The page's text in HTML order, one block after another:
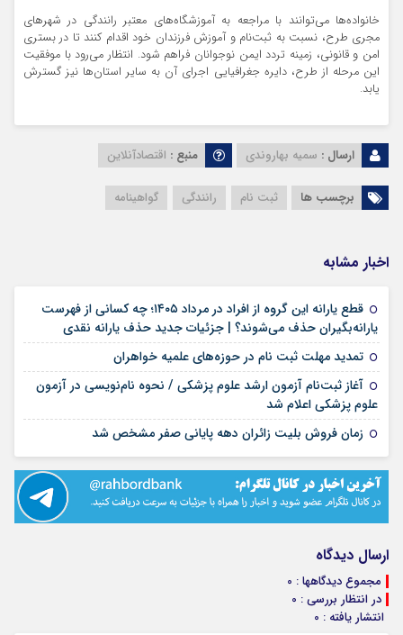
خانواده‌ها می‌توانند با مراجعه به آموزشگاه‌های معتبر رانندگی در شهرهای
مجری طرح، نسبت به ثبت‌نام و آموزش فرزندان خود اقدام کنند تا در بستری
امن و قانونی، زمینه تردد ایمن نوجوانان فراهم شود. انتظار می‌رود با موفقیت
این مرحله از طرح، دایره جغرافیایی اجرای آن به سایر استان‌ها نیز گسترش
یابد.
ارسال : سمیه بهاروندی منبع : اقتصادآنلاین
برچسب ها ثبت نام رانندگی گواهینامه
اخبار مشابه
قطع یارانه این گروه از افراد در مرداد ۱۴۰۵؛ چه کسانی از فهرست
یارانه‌بگیران حذف می‌شوند؟ | جزئیات جدید حذف یارانه نقدی
تمدید مهلت ثبت نام در حوزه‌های علمیه خواهران
آغاز ثبت‌نام آزمون ارشد علوم پزشکی / نحوه نام‌نویسی در آزمون
علوم پزشکی اعلام شد
زمان فروش بلیت زائران دهه پایانی صفر مشخص شد
ارسال دیدگاه
مجموع دیدگاهها : 0
در انتظار بررسی : 0
انتشار یافته : 0